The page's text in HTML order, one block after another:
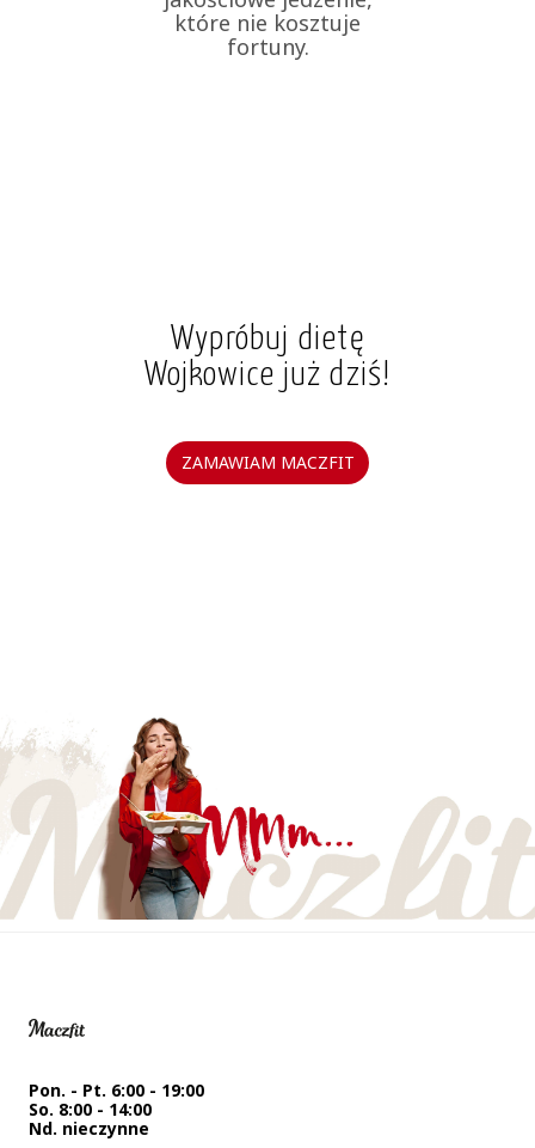
które nie kosztuje
fortuny.
Wypróbuj dietę
Wojkowice już dziś!
ZAMAWIAM MACZFIT
Pon. - Pt. 6:00 - 19:00
So. 8:00 - 14:00
Nd. nieczynne